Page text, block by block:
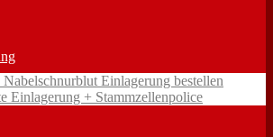
Einlagerung bestellen
Einlagerung + Stammzellenpolice